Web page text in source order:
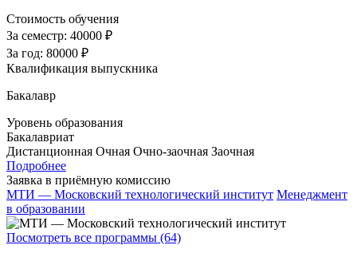
Стоимость обучения
За семестр: 40000 ₽
За год: 80000 ₽
Квалификация выпускника
Бакалавр
Уровень образования
Бакалавриат
Дистанционная Очная Очно-заочная Заочная
Подробнее
Заявка в приёмную комиссию
МТИ — Московский технологический институт Менеджмент
в образовании
Посмотреть все программы (64)